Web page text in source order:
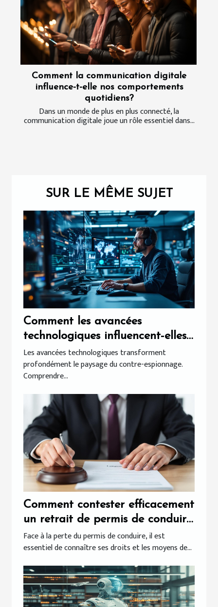
Comment la communication digitale
influence-t-elle nos comportements
quotidiens?
Dans un monde de plus en plus connecté, la
communication digitale joue un rôle essentiel dans...
SUR LE MÊME SUJET
Comment les avancées
technologiques influencent-elles
les méthodes de contre-
espionnage ?
Les avancées technologiques transforment
profondément le paysage du contre-espionnage.
Comprendre...
Comment contester efficacement
un retrait de permis de conduire
?
Face à la perte du permis de conduire, il est
essentiel de connaître ses droits et les moyens de...